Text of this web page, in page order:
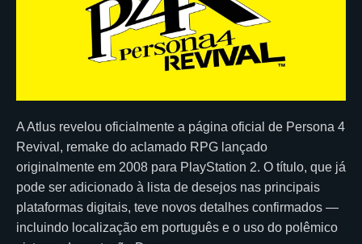
A Atlus revelou oficialmente a página oficial de Persona 4
Revival, remake do aclamado RPG lançado
originalmente em 2008 para PlayStation 2. O título, que já
pode ser adicionado à lista de desejos nas principais
plataformas digitais, teve novos detalhes confirmados —
incluindo localização em português e o uso do polêmico